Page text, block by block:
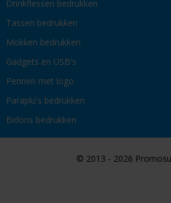
Drinkflessen bedrukken
Tassen bedrukken
Mokken bedrukken
Gadgets en USB's
Pennen met logo
Paraplu's bedrukken
Bidons bedrukken
© 2013 - 2026